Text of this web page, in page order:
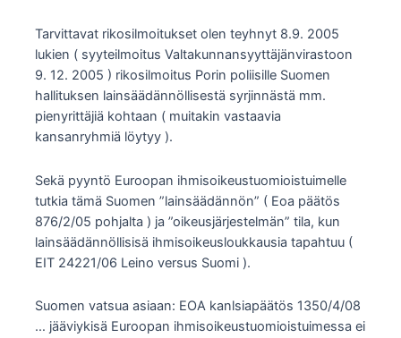
Tarvittavat rikosilmoitukset olen teyhnyt 8.9. 2005
lukien ( syyteilmoitus Valtakunnansyyttäjänvirastoon
9. 12. 2005 ) rikosilmoitus Porin poliisille Suomen
hallituksen lainsäädännöllisestä syrjinnästä mm.
pienyrittäjiä kohtaan ( muitakin vastaavia
kansanryhmiä löytyy ).
Sekä pyyntö Euroopan ihmisoikeustuomioistuimelle
tutkia tämä Suomen ”lainsäädännön” ( Eoa päätös
876/2/05 pohjalta ) ja ”oikeusjärjestelmän” tila, kun
lainsäädännöllisisä ihmisoikeusloukkausia tapahtuu (
EIT 24221/06 Leino versus Suomi ).
Suomen vatsua asiaan: EOA kanlsiapäätös 1350/4/08
… jääviykisä Euroopan ihmisoikeustuomioistuimessa ei